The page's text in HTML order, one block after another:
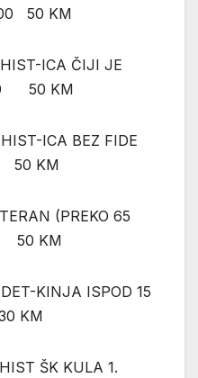
50 KM
ICA ČIJI JE
50 KM
ICA BEZ FIDE
KM
(PREKO 65
KM
KINJA ISPOD 15
ŠK KULA 1.